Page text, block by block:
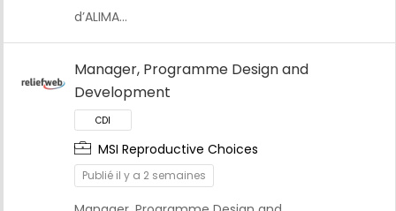
CDI
d’ALIMA…
Manager, Programme Design and
Development
MSI Reproductive Choices
Publié il y a 2 semaines